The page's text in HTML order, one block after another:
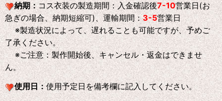
納期：コス衣装の製造期間：入金確認後7-10営業日(お
急ぎの場合、納期短縮可)、運輸期間：3-5営業日
※製造状況によって、遅れることも可能ですが、予めご
了承ください。
※ご注意：製作開始後、キャンセル・返金はできませ
ん。
使用日：使用予定日を備考欄に記入してください。